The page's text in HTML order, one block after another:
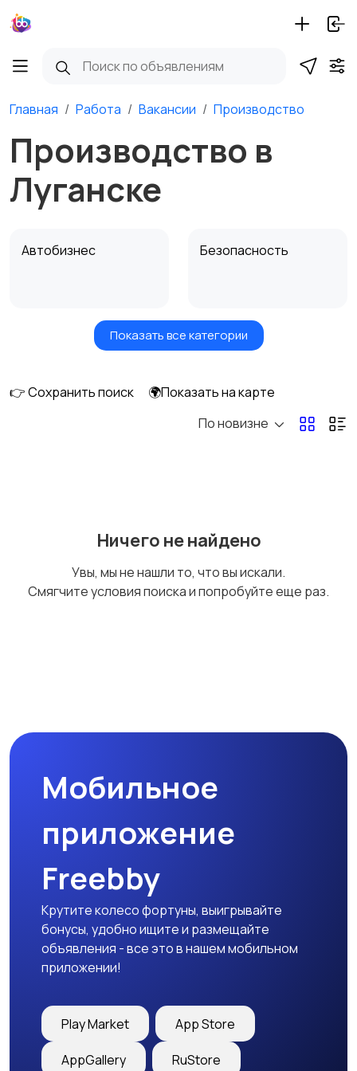
Главная Работа Вакансии Производство
Производство в
Луганске
Автобизнес Безопасность
Бытовые услуги и
Высший менеджмент
Добыча сырья,
Медицина Начало карьеры
Образование и наука
закупки
Показать все категории
👉 Сохранить поиск
🌍Показать на карте
По новизне
Ничего не найдено
Увы, мы не нашли то, что вы искали.
Смягчите условия поиска и попробуйте еще раз.
Мобильное
приложение
Freebby
Крутите колесо фортуны, выигрывайте
бонусы, удобно ищите и размещайте
объявления - все это в нашем мобильном
приложении!
Play Market App Store
AppGallery RuStore